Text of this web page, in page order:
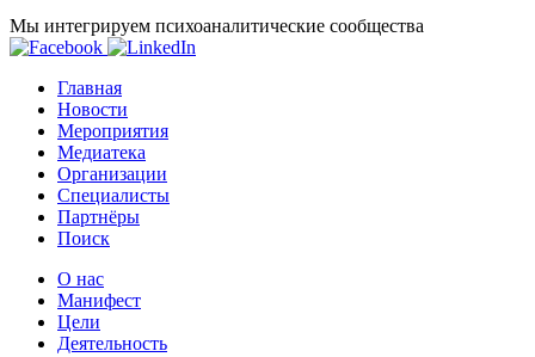
Мы интегрируем психоаналитические сообщества
Главная
Новости
Мероприятия
Медиатека
Организации
Специалисты
Партнёры
Поиск
О нас
Манифест
Цели
Деятельность